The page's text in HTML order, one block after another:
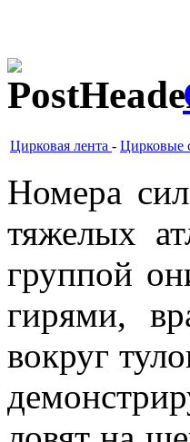
Цирковая лента - Цирковые
Номера
тяжелых
группой
гирями,
вокруг